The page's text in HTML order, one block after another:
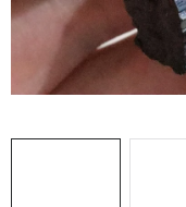
Poučení o právu na
Puncovní značky
Kontakt